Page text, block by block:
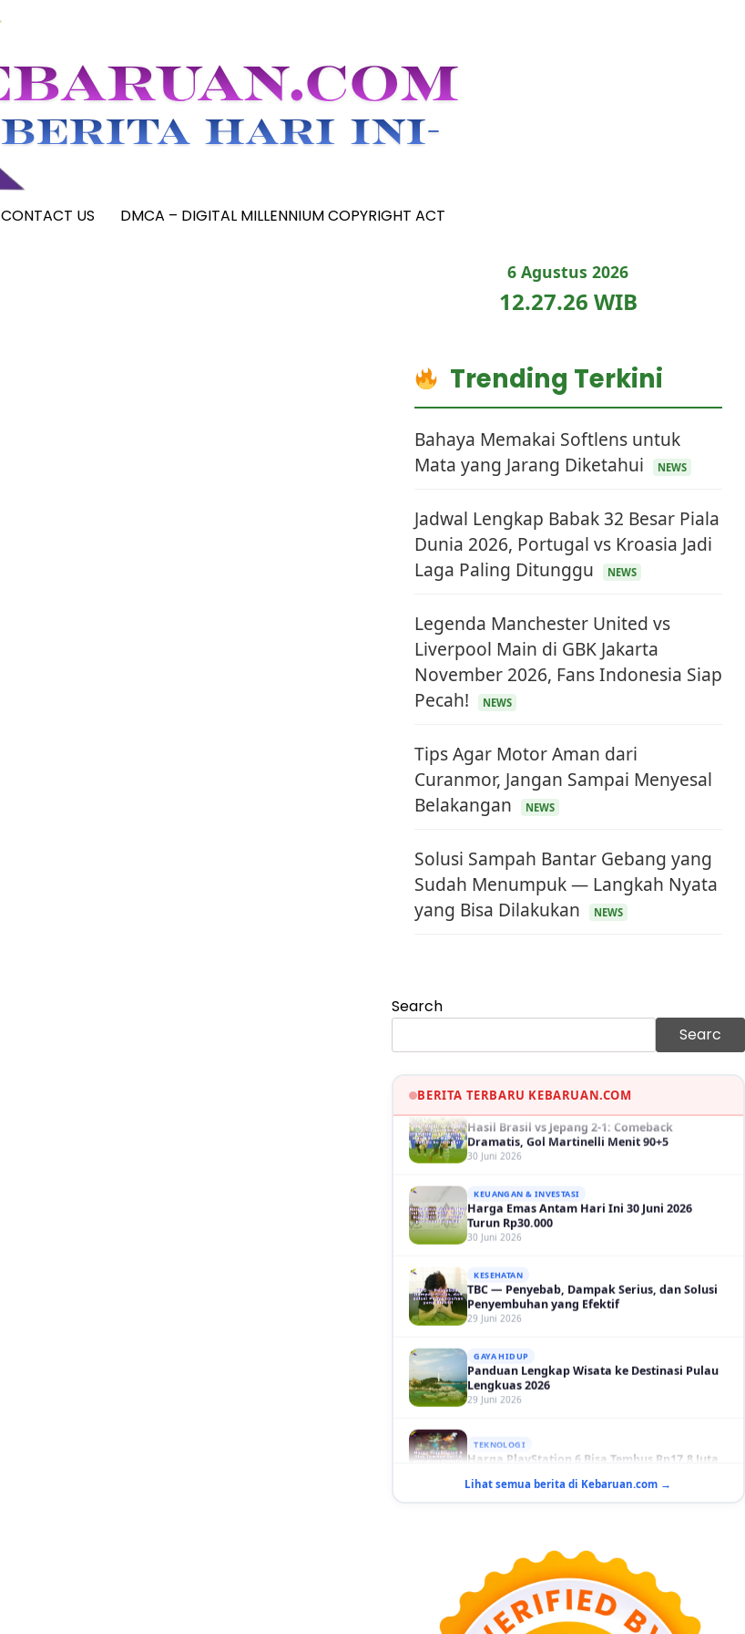
CONTACT US DMCA – DIGITAL MILLENNIUM COPYRIGHT ACT
6 Agustus 2026
12.27.27 WIB
Trending Terkini
Bahaya Memakai Softlens untuk
Mata yang Jarang Diketahui
NEWS
Jadwal Lengkap Babak 32 Besar Piala
Dunia 2026, Portugal vs Kroasia Jadi
Laga Paling Ditunggu
NEWS
Legenda Manchester United vs
Liverpool Main di GBK Jakarta
November 2026, Fans Indonesia Siap
Pecah!
NEWS
Tips Agar Motor Aman dari
Curanmor, Jangan Sampai Menyesal
Belakangan
NEWS
Solusi Sampah Bantar Gebang yang
Sudah Menumpuk — Langkah Nyata
yang Bisa Dilakukan
NEWS
Search
Searc
BERITA TERBARU KEBARUAN.COM
GAYA HIDUP
Perampokan Bank dengan Konspirasi
OLAH RAGA
Hasil Brasil vs Jepang 2-1: Comeback
Dramatis, Gol Martinelli Menit 90+5
30 Juni 2026
Harga Emas Antam Hari Ini 30 Juni 2026
Turun Rp30.000
30 Juni 2026
TBC — Penyebab, Dampak Serius, dan Solusi
Penyembuhan yang Efektif
29 Juni 2026
Panduan Lengkap Wisata ke Destinasi Pulau
Lengkuas 2026
29 Juni 2026
Harga PlayStation 6 Bisa Tembus Rp17,8 Juta
29 Juni 2026
KESEHATAN
Bahaya Memakai Softlens untuk Mata yang
Jarang Diketahui
29 Juni 2026
Lihat semua berita di Kebaruan.com →